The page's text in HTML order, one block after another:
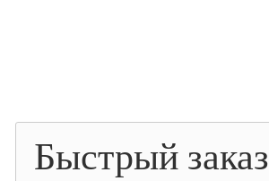
Быстрый заказ